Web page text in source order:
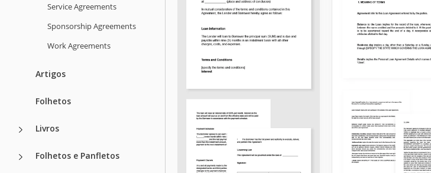
Service Agreements
Sponsorship Agreements
Work Agreements
Artigos
Folhetos
Livros
Folhetos e Panfletos